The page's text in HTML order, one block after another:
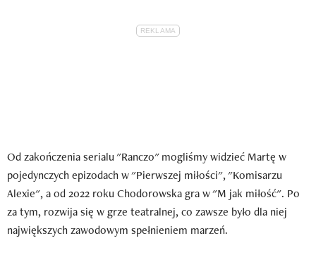
Od zakończenia serialu "Ranczo" mogliśmy widzieć Martę w
pojedynczych epizodach w "Pierwszej miłości", "Komisarzu
Alexie", a od 2022 roku Chodorowska gra w "M jak miłość". Po
za tym, rozwija się w grze teatralnej, co zawsze było dla niej
największych zawodowym spełnieniem marzeń.